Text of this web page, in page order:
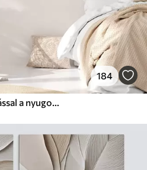
184
Tájkép festmény egy vitorlással a nyugodt tengeren, narancssárga és sárga égbolt, távoli hegyek